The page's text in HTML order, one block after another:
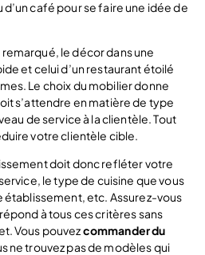
café pour se faire une idée de
remarqué, le décor dans une
et celui d’un restaurant étoilé
Le choix du mobilier donne
s’attendre en matière de type
de service à la clientèle. Tout
votre clientèle cible.
doit donc refléter votre
le type de cuisine que vous
établissement, etc. Assurez-vous
à tous ces critères sans
Vous pouvezcommander du
ne trouvez pas de modèles qui